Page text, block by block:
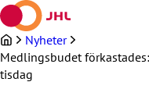
Hoppa
till
innehållet
Nyheter
Medlingsbudet
tisdag